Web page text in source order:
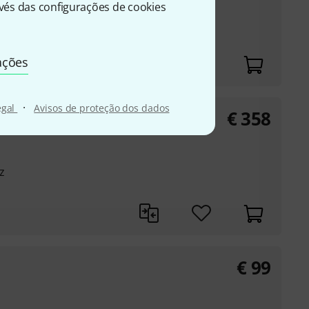
das configurações de cookies
· Avisos de proteção dos dados €358
€ 99